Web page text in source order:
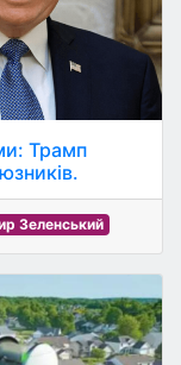
Трамп
Зеленський